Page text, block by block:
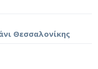
Θεσσαλονίκης